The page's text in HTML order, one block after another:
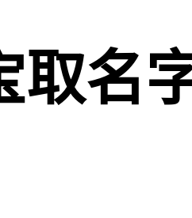
取名